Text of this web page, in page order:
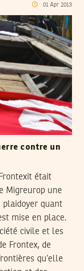
01 Apr 2013
contre un
était
Migreurop une
plaidoyer quant
mise en place.
civile et les
Frontex, de
qu’elle